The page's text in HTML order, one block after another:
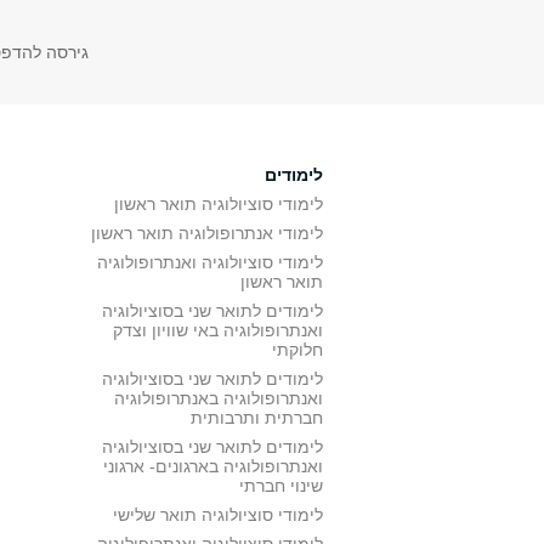
גירסה
לימודים
לימודי סוציולוגיה תואר ראשון
לימודי אנתרופולוגיה תואר ראשון
לימודי סוציולוגיה ואנתרופולוגיה
תואר ראשון
לימודים לתואר שני בסוציולוגיה
ואנתרופולוגיה באי שוויון וצדק
חלוקתי
לימודים לתואר שני בסוציולוגיה
ואנתרופולוגיה באנתרופולוגיה
חברתית ותרבותית
לימודים לתואר שני בסוציולוגיה
ואנתרופולוגיה בארגונים- ארגוני
שינוי חברתי
לימודי סוציולוגיה תואר שלישי